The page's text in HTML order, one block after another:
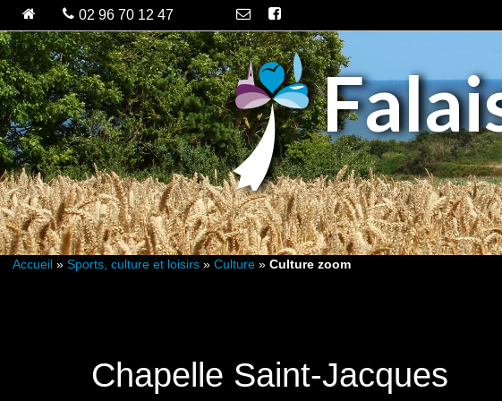
Accueil » Sports, culture et loisirs » Culture » Culture zoom
Chapelle Saint-Jacques